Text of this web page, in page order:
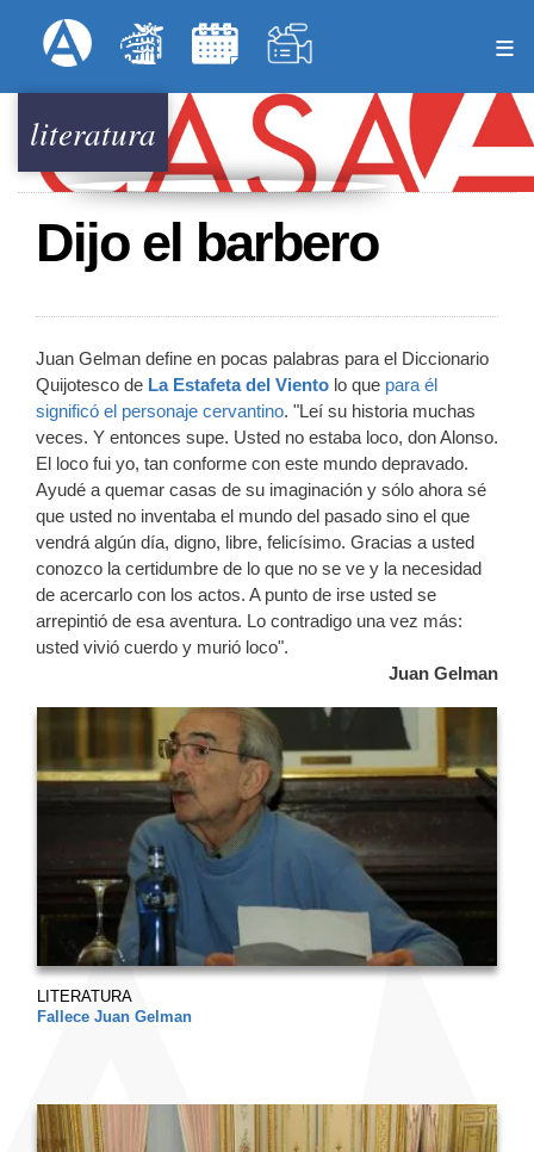
al
principal
Menú Superior
literatura
Dijo el barbero
Juan Gelman define en pocas palabras para el Diccionario
Quijotesco de La Estafeta del Viento lo que para él
significó el personaje cervantino. "Leí su historia muchas
veces. Y entonces supe. Usted no estaba loco, don Alonso.
El loco fui yo, tan conforme con este mundo depravado.
Ayudé a quemar casas de su imaginación y sólo ahora sé
que usted no inventaba el mundo del pasado sino el que
vendrá algún día, digno, libre, felicísimo. Gracias a usted
conozco la certidumbre de lo que no se ve y la necesidad
de acercarlo con los actos. A punto de irse usted se
arrepintió de esa aventura. Lo contradigo una vez más:
usted vivió cuerdo y murió loco".
Juan Gelman
LITERATURA
Fallece Juan Gelman